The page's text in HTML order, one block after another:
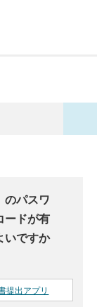
のパスワ
ードが有
いですか
提出アプリ